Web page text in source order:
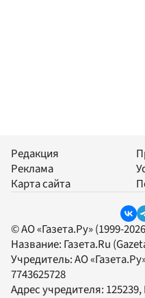
Редакция
Реклама
Карта сайта
© АО «Газета.Ру» (1999-
Название: Газета.Ru
Учредитель:АО
7743625728
Адрес учредителя: